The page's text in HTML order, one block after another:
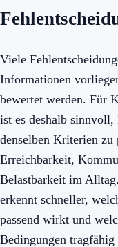
Viele
Informationen
bewertet werden. Für
ist es deshalb sinnvoll,
denselben Kriterien zu
Erreichbarkeit,
Belastbarkeit im
erkennt schneller,
passend wirkt und
Bedingungen